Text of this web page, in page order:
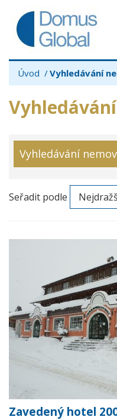
Úvod Vyhledávání
Vyhledávání
Seřadit podle
Zavedený hotel